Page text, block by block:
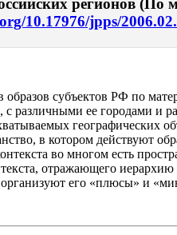
регионов (По
10.17976/jpps/
образов субъектов РФ по
различными ее городами
географических
в котором действуют
во многом есть
отражающего
его «плюсы» и